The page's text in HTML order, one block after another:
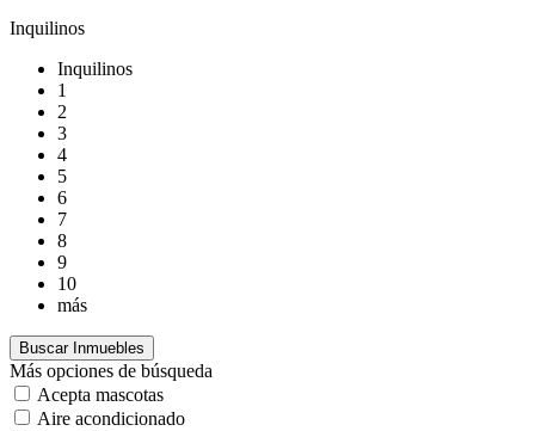
Inquilinos
Inquilinos
1
2
3
4
5
6
7
8
9
10
más
Más opciones de búsqueda
Acepta mascotas
Aire acondicionado